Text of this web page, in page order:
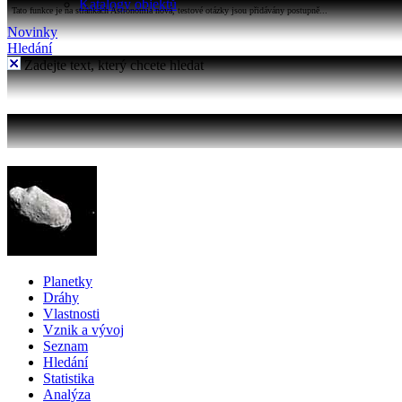
Katalogy objektů
Tato funkce je na stránkách Astronomia nová, testové otázky jsou přidávány postupně...
Novinky
Hledání
Zadejte text, který chcete hledat
Planetky
Dráhy
Vlastnosti
Vznik a vývoj
Seznam
Hledání
Statistika
Analýza